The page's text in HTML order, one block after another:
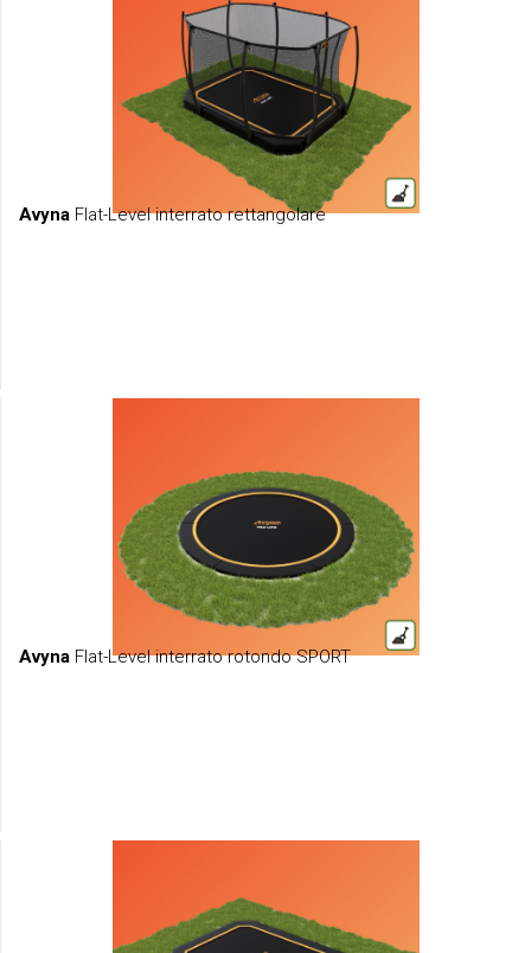
Avyna Flat-Level interrato rettangolare
Avyna Flat-Level interrato rotondo SPORT